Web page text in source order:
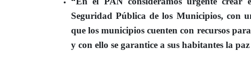
Seguridad Pública de los Municipios, con
quelos municipios cuenten con recursos
y con ello se garantice a sus habitantes la